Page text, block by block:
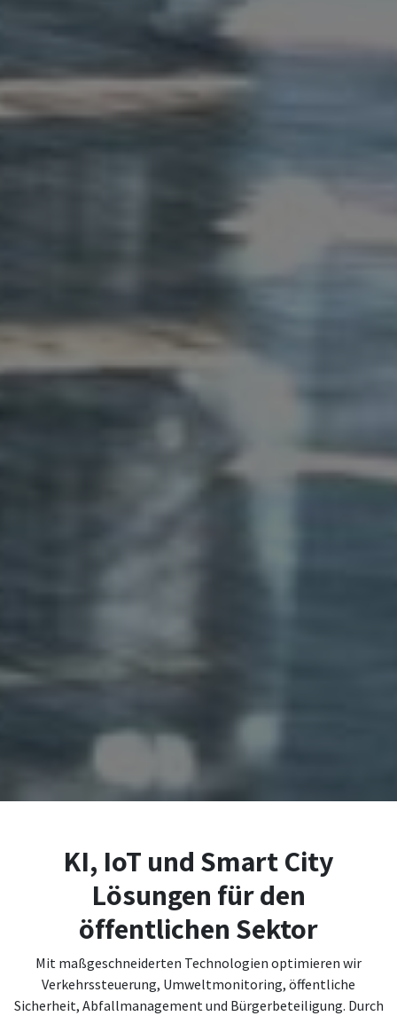
KI, IoT und Smart City
Lösungen für den
öffentlichen Sektor
Mit maßgeschneiderten Technologien optimieren wir
Verkehrssteuerung, Umweltmonitoring, öffentliche
Sicherheit, Abfallmanagement und Bürgerbeteiligung. Durch